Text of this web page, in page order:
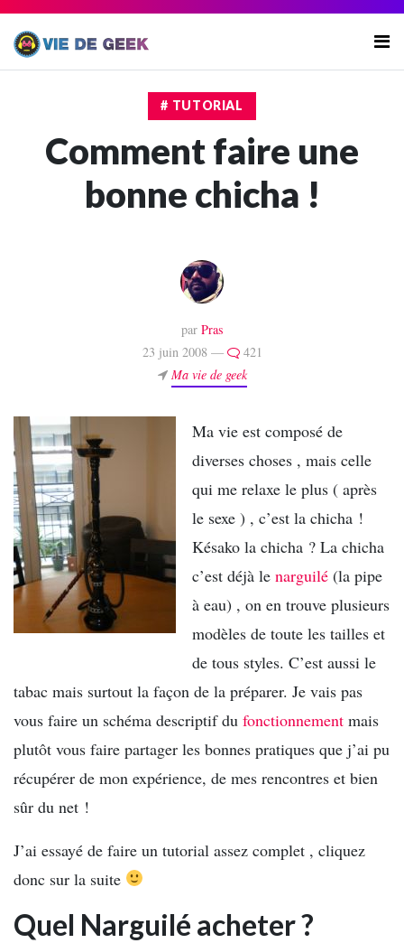
# TUTORIAL
Comment faire une
bonne chicha !
par Pras
23 juin 2008 —
421
Ma vie de geek
Ma vie est composé de
diverses choses , mais celle
qui me relaxe le plus ( après
le sexe ) , c’est la chicha !
Késako la chicha ? La chicha
c’est déjà le narguilé (la pipe
à eau) , on en trouve plusieurs
modèles de toute les tailles et
de tous styles. C’est aussi le
tabac mais surtout la façon de la préparer. Je vais pas
vous faire un schéma descriptif du fonctionnement mais
plutôt vous faire partager les bonnes pratiques que j’ai pu
récupérer de mon expérience, de mes rencontres et bien
sûr du net !
J’ai essayé de faire un tutorial assez complet , cliquez
donc sur la suite
Quel Narguilé acheter ?